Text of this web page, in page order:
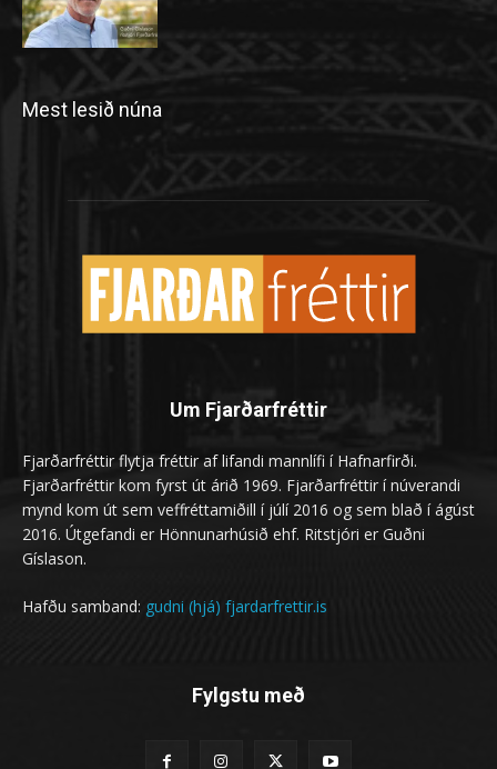
Mest lesið núna
Um Fjarðarfréttir
Fjarðarfréttir flytja fréttir af lifandi mannlífi í Hafnarfirði.
Fjarðarfréttir kom fyrst út árið 1969. Fjarðarfréttir í núverandi
mynd kom út sem veffréttamiðill í júlí 2016 og sem blað í ágúst
2016. Útgefandi er Hönnunarhúsið ehf. Ritstjóri er Guðni
Gíslason.
Hafðu samband: gudni (hjá) fjardarfrettir.is
Fylgstu með